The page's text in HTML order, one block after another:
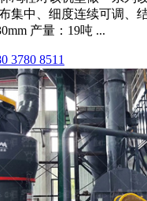
集中、细度连续可调、
产量：19吨 ...
3780 8511